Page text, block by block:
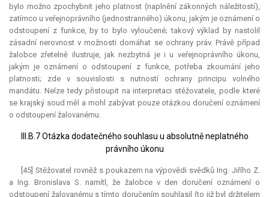
bylo možno zpochybnit jeho platnost (naplnění zákonných náležitostí),
zatímco u veřejnoprávního (jednostranného) úkonu, jakým je oznámení o
odstoupení z funkce, by to bylo vyloučené; takový výklad by nastolil
zásadní nerovnost v možnosti domáhat se ochrany práv. Právě případ
žalobce zřetelně ilustruje, jak nezbytná je i u veřejnoprávního úkonu,
jakým je oznámení o odstoupení z funkce, potřeba zkoumání jeho
platnosti; zde v souvislosti s nutností ochrany principu volného
mandátu. Nelze tedy přistoupit na interpretaci stěžovatele, podle které
se krajský soud měl a mohl zabývat pouze otázkou doručení oznámení
o odstoupení žalovanému.
III.B.7 Otázka dodatečného souhlasu u absolutně neplatného
právního úkonu
[45] Stěžovatel rovněž s poukazem na výpovědi svědků Ing. Jiřího Z.
a Ing. Bronislava S. namítl, že žalobce v den doručení oznámení o
odstoupení žalovanému s tímto doručením souhlasil (to již byl držitelem